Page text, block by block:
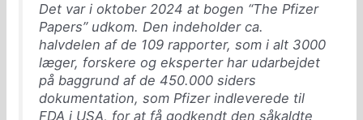
Det var i oktober 2024 at bogen “The Pfizer
Papers” udkom. Den indeholder ca.
halvdelen af de 109 rapporter, som i alt 3000
læger, forskere og eksperter har udarbejdet
på baggrund af de 450.000 siders
dokumentation, som Pfizer indleverede til
FDA i USA, for at få godkendt den såkaldte